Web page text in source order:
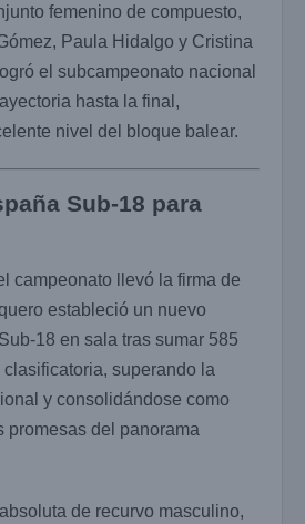
femenino de compuesto,
Paula Hidalgo y Cristina
el subcampeonato nacional
hasta la final,
nivel del bloque balear.
Sub-18 para
campeonato llevó la firma de
estableció un nuevo
18 en sala tras sumar 585
superando la
y consolidándose como
promesas del panorama
de recurvo masculino,